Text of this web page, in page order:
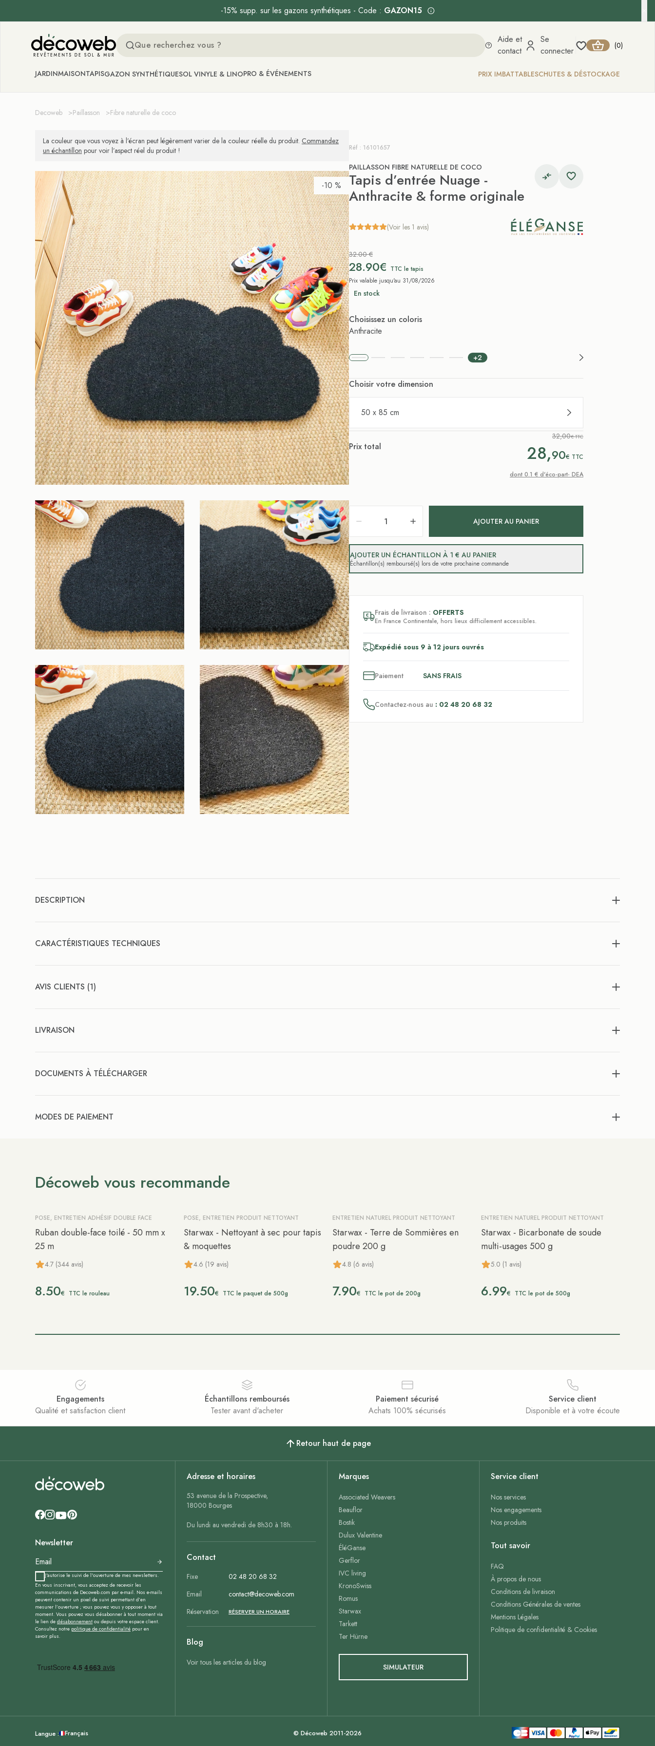
-15% supp. sur les gazons synthétiques - Code : GAZON15
Decoweb
Aide et
contact
Se
connecter
(0)
JARDINMAISONTAPISGAZON SYNTHÉTIQUESOL VINYLE & LINOPRO & ÉVÉNEMENTS PRIX IMBATTABLESCHUTES & DÉSTOCKAGE
Decoweb >Paillasson >Fibre naturelle de coco
La couleur que vous voyez à l’écran peut légèrement varier de la couleur réelle du produit. Commandez
un échantillon pour voir l’aspect réel du produit !
-10 %
Réf : 16101657
PAILLASSON FIBRE NATURELLE DE COCO
Tapis d’entrée Nuage -
Anthracite & forme originale
(Voir les 1 avis)
32.00 €
28.90€ TTC le tapis
Prix valable jusqu'au 31/08/2026
En stock
Choisissez un coloris
Anthracite
+2
Choisir votre dimension
50 x 85 cm
Prix total
32,00€ TTC
28,90€ TTC
dont 0.1 € d'éco-part- DEA
AJOUTER AU PANIER
AJOUTER UN ÉCHANTILLON À 1 € AU PANIER
Échantillon(s) remboursé(s) lors de votre prochaine commande
Frais de livraison : OFFERTS
En France Continentale, hors lieux difficilement accessibles.
Expédié sous 9 à 12 jours ouvrés
Paiement SANS FRAIS
Contactez-nous au : 02 48 20 68 32
DESCRIPTION
CARACTÉRISTIQUES TECHNIQUES
AVIS CLIENTS (1)
LIVRAISON
DOCUMENTS À TÉLÉCHARGER
MODES DE PAIEMENT
Décoweb vous recommande
POSE, ENTRETIEN ADHÉSIF DOUBLE FACE
Ruban double-face toilé - 50 mm x
25 m
4.7 (344 avis)
8.50€ TTC le rouleau
POSE, ENTRETIEN PRODUIT NETTOYANT
Starwax - Nettoyant à sec pour tapis
& moquettes
4.6 (19 avis)
19.50€ TTC le paquet de 500g
ENTRETIEN NATUREL PRODUIT NETTOYANT
Starwax - Terre de Sommières en
poudre 200 g
4.8 (6 avis)
7.90€ TTC le pot de 200g
ENTRETIEN NATUREL PRODUIT NETTOYANT
Starwax - Bicarbonate de soude
multi-usages 500 g
5.0 (1 avis)
6.99€ TTC le pot de 500g
Engagements
Qualité et satisfaction client
Échantillons remboursés
Tester avant d'acheter
Paiement sécurisé
Achats 100% sécurisés
Service client
Disponible et à votre écoute
Retour haut de page
Newsletter
J'autorise le suivi de l'ouverture de mes newsletters.
En vous inscrivant, vous acceptez de recevoir les
communications de Decoweb.com par e-mail. Nos e-mails
peuvent contenir un pixel de suivi permettant d’en
mesurer l’ouverture ; vous pouvez vous y opposer à tout
moment. Vous pouvez vous désabonner à tout moment via
le lien de désabonnement ou depuis votre espace client.
Consultez notre politique de confidentialité pour en
savoir plus.
Adresse et horaires
53 avenue de la Prospective,
18000 Bourges
Du lundi au vendredi de 8h30 à 18h.
Contact
Fixe
02 48 20 68 32
Email
contact@decoweb.com
Réservation
RÉSERVER UN HORAIRE
Blog
Voir tous les articles du blog
Marques
Associated Weavers
Beauflor
Bostik
Dulux Valentine
ÉléGanse
Gerflor
IVC living
KronoSwiss
Romus
Starwax
Tarkett
Ter Hürne
SIMULATEUR
Service client
Nos services
Nos engagements
Nos produits
Tout savoir
FAQ
À propos de nous
Conditions de livraison
Conditions Générales de ventes
Mentions Légales
Politique de confidentialité & Cookies
Langue : Français © Décoweb 2011-2026